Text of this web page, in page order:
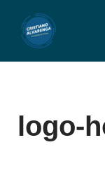
Pular
logo-